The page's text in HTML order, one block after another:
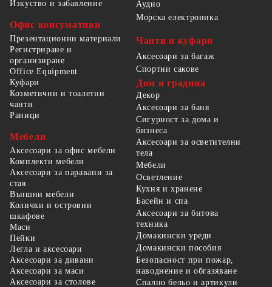
Изкуство и забавление
Офис консумативи
Презентационни материали
Регистриране и
организиране
Office Equipment
Аудио
Морска електроника
Чанти и куфари
Аксесоари за багаж
Спортни сакове
Куфари
Козметични и тоалетни
чанти
Раници
Мебели
Аксесоари за офис мебели
Комплекти мебели
Аксесоари за паравани за
стая
Външни мебели
Колички и островни
шкафове
Маси
Пейки
Легла и аксесоари
Аксесоари за дивани
Аксесоари за маси
Аксесоари за столове
Дом и градина
Декор
Аксесоари за баня
Сигурност за дома и
бизнеса
Аксесоари за осветителни
тела
Мебели
Осветление
Кухня и хранене
Басейн и спа
Аксесоари за битова
техника
Домакински уреди
Домакински пособия
Безопасност при пожар,
наводнение и обгазяване
Спално бельо и артикули